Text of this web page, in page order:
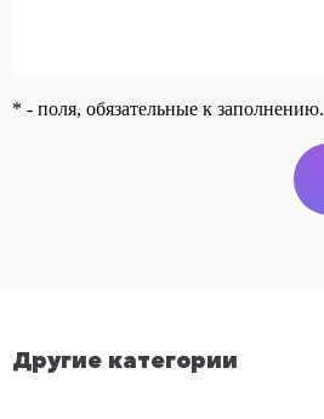
* - поля, обязательные к заполнению.
Другие категории